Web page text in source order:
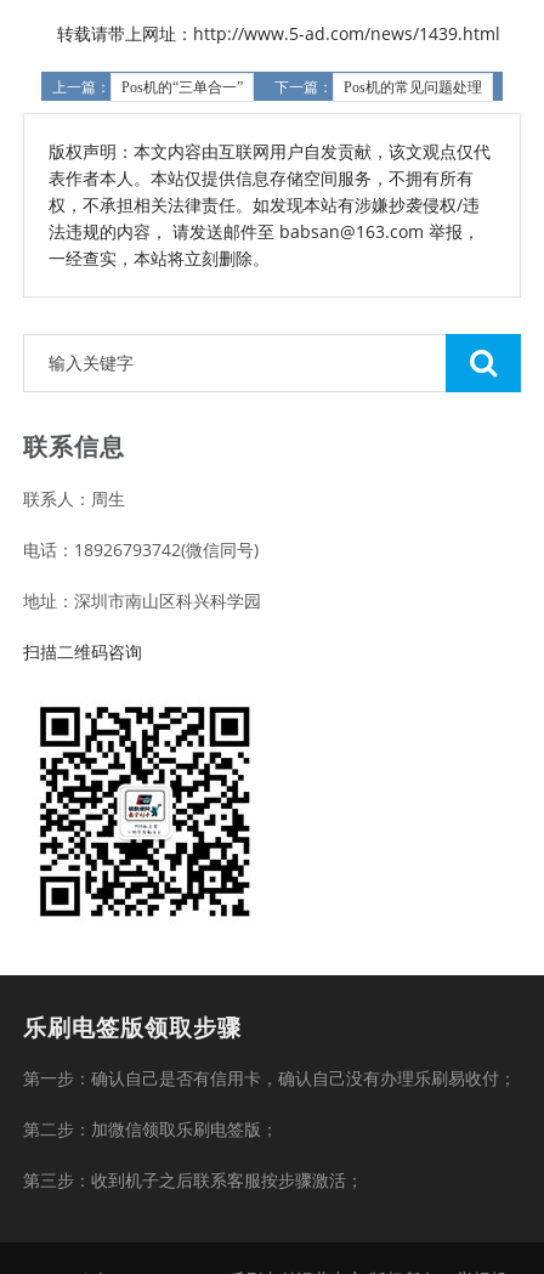
转载请带上网址：http://www.5-ad.com/news/1439.html
上一篇： Pos机的“三单合一” 下一篇： Pos机的常见问题处理
版权声明：本文内容由互联网用户自发贡献，该文观点仅代
表作者本人。本站仅提供信息存储空间服务，不拥有所有
权，不承担相关法律责任。如发现本站有涉嫌抄袭侵权/违
法违规的内容， 请发送邮件至 babsan@163.com 举报，
一经查实，本站将立刻删除。
联系信息
联系人：周生
电话：18926793742(微信同号)
地址：深圳市南山区科兴科学园
扫描二维码咨询
乐刷电签版领取步骤
第一步：确认自己是否有信用卡，确认自己没有办理乐刷易收付；
第二步：加微信领取乐刷电签版；
第三步：收到机子之后联系客服按步骤激活；